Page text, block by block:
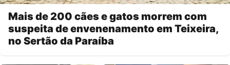
Mais de 200 cães e gatos morrem com
suspeita de envenenamento em Teixeira,
no Sertão da Paraíba